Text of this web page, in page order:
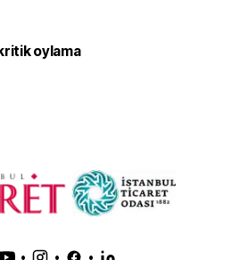
oylama
• • •